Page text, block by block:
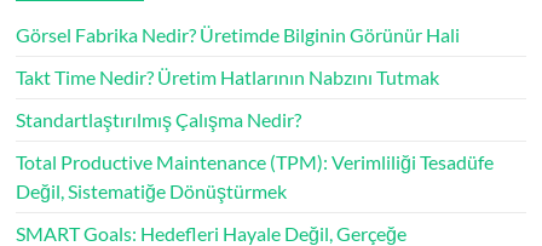
Görsel Fabrika Nedir? Üretimde Bilginin Görünür Hali
Takt Time Nedir? Üretim Hatlarının Nabzını Tutmak
Standartlaştırılmış Çalışma Nedir?
Total Productive Maintenance (TPM): Verimliliği Tesadüfe
Değil, Sistematiğe Dönüştürmek
SMART Goals: Hedefleri Hayale Değil, Gerçeğe